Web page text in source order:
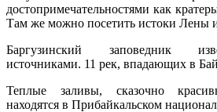
достопримечательностями как
Там же можно посетить истоки Лены
Баргузинский заповедник
источниками. 11 рек, впадающих в
Теплые заливы, сказочно
находятся в Прибайкальском